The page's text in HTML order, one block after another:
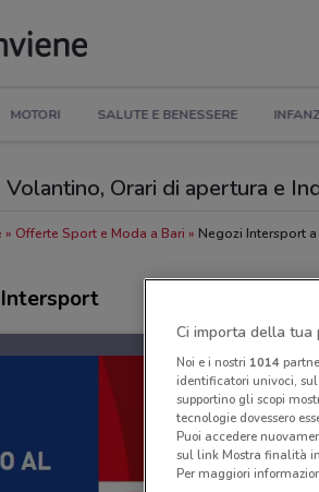
MOTORI SALUTE E BENESSERE
Orari di apertura e
Offerte Sport e Moda a Bari Negozi Intersport a
Ci importa della tua
Noi e i nostri 1014
identificatori univoci,
supportino gli scopi
tecnologie dovessero
Puoi accedere
sul link Mostra finalità
Per maggiori